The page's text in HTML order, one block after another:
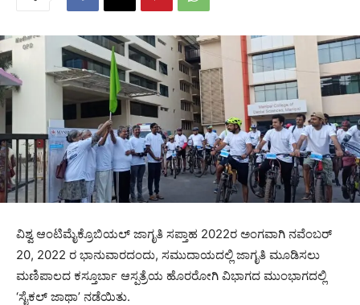
ವಿಶ್ವ ಆಂಟಿಮೈಕ್ರೊಬಿಯಲ್ ಜಾಗೃತಿ ಸಪ್ತಾಹ 2022ರ ಅಂಗವಾಗಿ ನವೆಂಬರ್
20, 2022 ರ ಭಾನುವಾರದಂದು, ಸಮುದಾಯದಲ್ಲಿ ಜಾಗೃತಿ ಮೂಡಿಸಲು
ಮಣಿಪಾಲದ ಕಸ್ತೂರ್ಬಾ ಆಸ್ಪತ್ರೆಯ ಹೊರರೋಗಿ ವಿಭಾಗದ ಮುಂಭಾಗದಲ್ಲಿ
‘ಸೈಕಲ್ ಜಾಥಾ’ ನಡೆಯಿತು.